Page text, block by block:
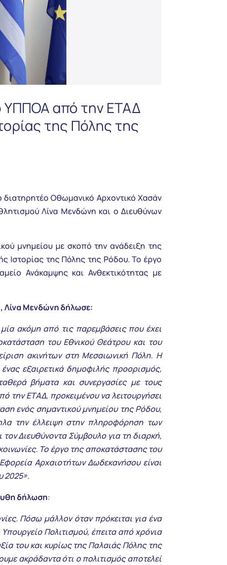
ΥΠΠΟΑ από την ΕΤΑΔ
της Πόλης της
διατηρητέο Οθωμανικό Αρχοντικό Χασάν
Λίνα Μενδώνη και ο Διευθύνων
μνημείου με σκοπό την ανάδειξη της
Ιστορίας της Πόλης της Ρόδου. Το έργο
Ανάκαμψης και Ανθεκτικότητας με
Λίνα Μενδώνη δήλωσε:
ακόμη από τις παρεμβάσεις που έχει
του Εθνικού Θεάτρου και του
ακινήτων στη Μεσαιωνική Πόλη. Η
εξαιρετικά δημοφιλής προορισμός,
βήματα και συνεργασίες με τους
ΕΤΑΔ, προκειμένου να λειτουργήσει
ενός σημαντικού μνημείου της Ρόδου,
την έλλειψη στην πληροφόρηση των
Διευθύνοντα Σύμβουλο για τη διαρκή,
Το έργο της αποκατάστασης του
Αρχαιοτήτων Δωδεκανήσου είναι
2025».
δήλωση:
Πόσω μάλλον όταν πρόκειται για ένα
Πολιτισμού, έπειτα από χρόνια
του και κυρίως της Παλαιάς Πόλης της
ακράδαντα ότι ο πολιτισμός αποτελεί